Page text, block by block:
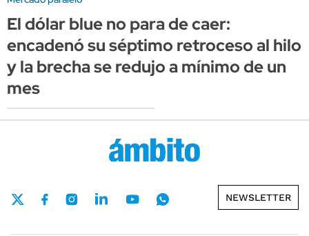
El dólar blue no para de caer:
encadenó su séptimo retroceso al hilo
y la brecha se redujo a mínimo de un
mes
NEWSLETTER